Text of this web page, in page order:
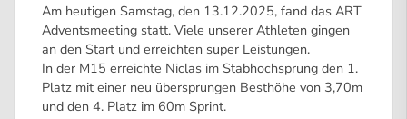
Am heutigen Samstag, den 13.12.2025, fand das ART
Adventsmeeting statt. Viele unserer Athleten gingen
an den Start und erreichten super Leistungen.
In der M15 erreichte Niclas im Stabhochsprung den 1.
Platz mit einer neu übersprungen Besthöhe von 3,70m
und den 4. Platz im 60m Sprint.